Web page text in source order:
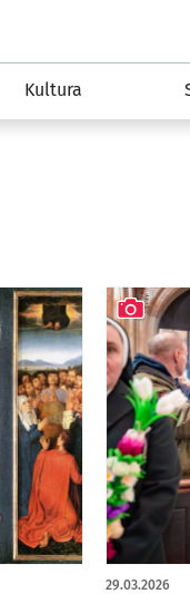
wroclaw.pl
Kultura
29.03.2026
artykuł z